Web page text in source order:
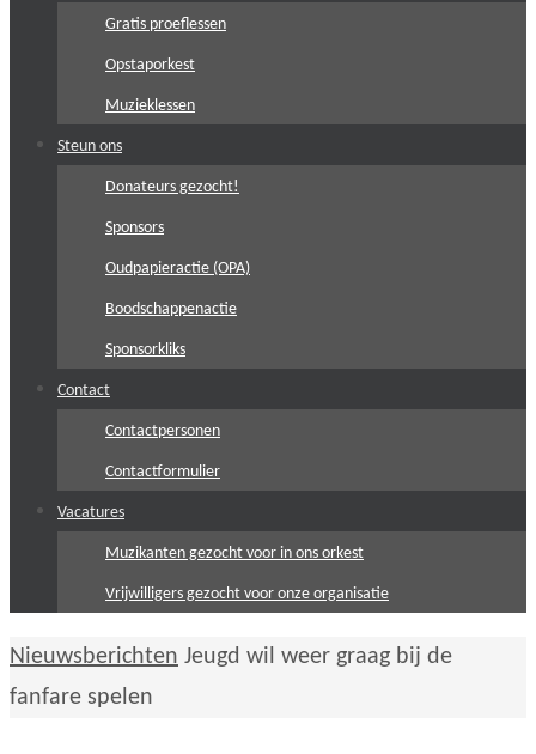
Gratis proeflessen
Opstaporkest
Muzieklessen
Steun ons
Donateurs gezocht!
Sponsors
Oudpapieractie (OPA)
Boodschappenactie
Sponsorkliks
Contact
Contactpersonen
Contactformulier
Vacatures
Muzikanten gezocht voor in ons orkest
Vrijwilligers gezocht voor onze organisatie
Home
Nieuwsberichten Jeugd wil weer graag bij de
fanfare spelen